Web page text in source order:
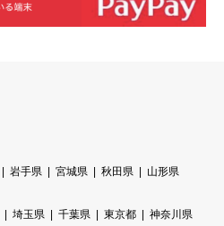
岩手県 宮城県 秋田県
山形県
埼玉県 千葉県 東京都
神奈川県